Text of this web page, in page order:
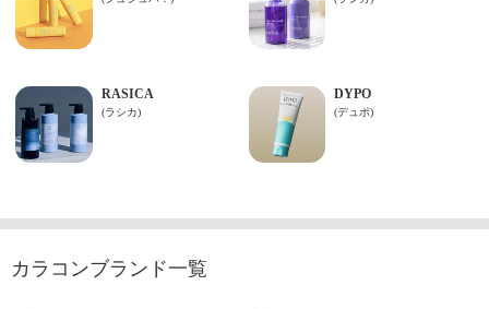
カラコンブランド一覧